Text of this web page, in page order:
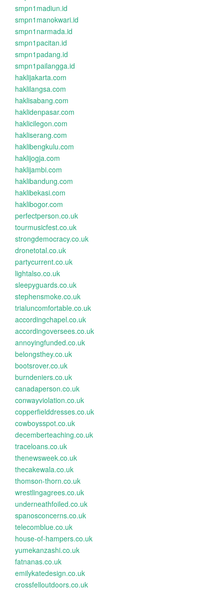
smpn1madiun.id
smpn1manokwari.id
smpn1narmada.id
smpn1pacitan.id
smpn1padang.id
smpn1pailangga.id
haklijakarta.com
haklilangsa.com
haklisabang.com
haklidenpasar.com
haklicilegon.com
hakliserang.com
haklibengkulu.com
haklijogja.com
haklijambi.com
haklibandung.com
haklibekasi.com
haklibogor.com
perfectperson.co.uk
tourmusicfest.co.uk
strongdemocracy.co.uk
dronetotal.co.uk
partycurrent.co.uk
lightalso.co.uk
sleepyguards.co.uk
stephensmoke.co.uk
trialuncomfortable.co.uk
accordingchapel.co.uk
accordingoversees.co.uk
annoyingfunded.co.uk
belongsthey.co.uk
bootsrover.co.uk
burndeniers.co.uk
canadaperson.co.uk
conwayviolation.co.uk
copperfielddresses.co.uk
cowboysspot.co.uk
decemberteaching.co.uk
traceloans.co.uk
thenewsweek.co.uk
thecakewala.co.uk
thomson-thorn.co.uk
wrestlingagrees.co.uk
underneathfoiled.co.uk
spanosconcerns.co.uk
telecomblue.co.uk
house-of-hampers.co.uk
yumekanzashi.co.uk
fatnanas.co.uk
emilykatedesign.co.uk
crossfelloutdoors.co.uk